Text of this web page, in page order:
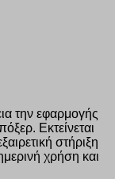
την εφαρμογής
Εκτείνεται
στήριξη
χρήση και